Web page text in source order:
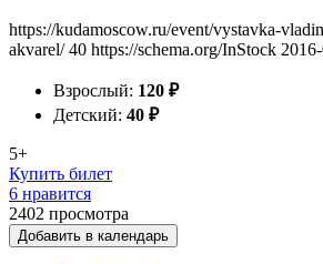
https://kudamoscow.ru/event/vystavka-
akvarel/ 40 https://schema.org/InStock
Взрослый: 120 ₽
Детский: 40 ₽
5+
Купить билет
6 нравится
2402 просмотра
Добавить в календарь